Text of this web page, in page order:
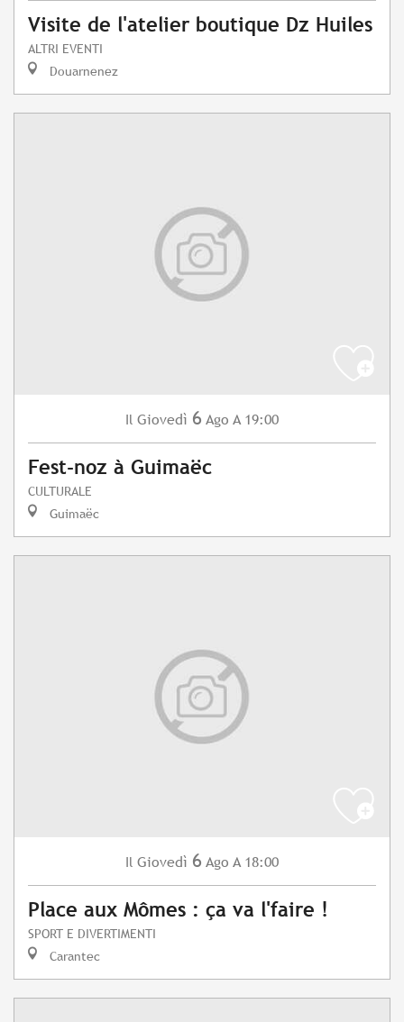
Visite de l'atelier boutique Dz Huiles
ALTRI EVENTI
Douarnenez
Il Giovedì 6 Ago A 19:00
Fest-noz à Guimaëc
CULTURALE
Guimaëc
Il Giovedì 6 Ago A 18:00
Place aux Mômes : ça va l'faire !
SPORT E DIVERTIMENTI
Carantec